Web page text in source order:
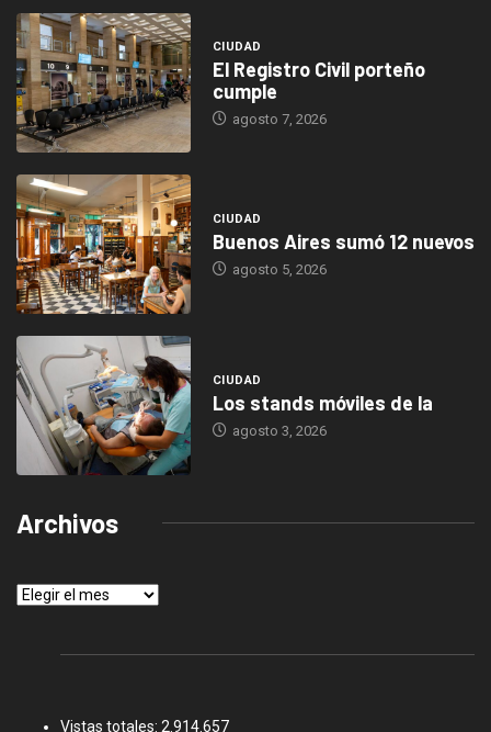
CIUDAD
El Registro Civil porteño
cumple
agosto 7, 2026
CIUDAD
Buenos Aires sumó 12 nuevos
agosto 5, 2026
CIUDAD
Los stands móviles de la
agosto 3, 2026
Archivos
Archivos
Vistas totales: 2.914.657